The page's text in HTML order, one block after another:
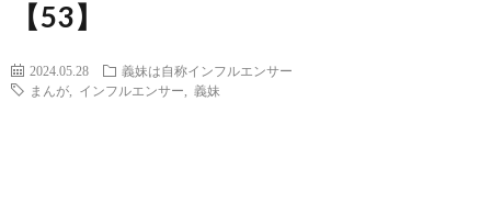
【53】
2024.05.28
義妹は自称インフルエンサー
まんが
インフルエンサー 義妹